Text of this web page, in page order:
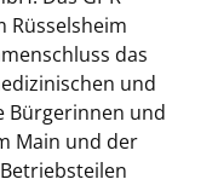
Rüsselsheim
das
und
Bürgerinnen und
Main und der